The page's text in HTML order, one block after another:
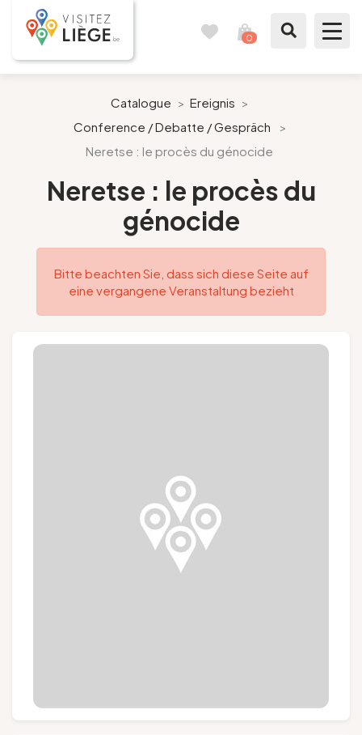
0
Wie ein Bürger von Lüttich
Meinen Aufenthalt vorbereiten
Unsere Vorschläge
Stadt Lüttich
Presse
Catalogue > Ereignis >
Conference / Debatte / Gespräch
>
Neretse : le procès du génocide
Neretse : le procès du
génocide
Bitte beachten Sie, dass sich diese Seite auf
eine vergangene Veranstaltung bezieht